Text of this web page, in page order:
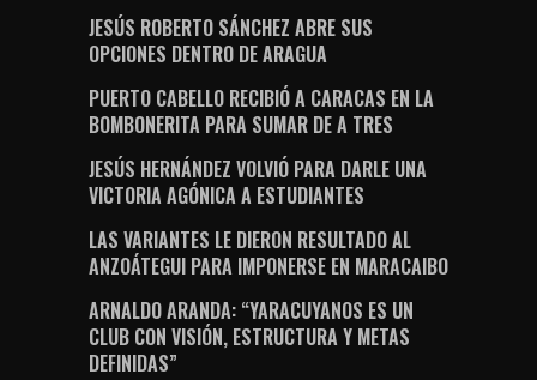
JESÚS ROBERTO SÁNCHEZ ABRE SUS
OPCIONES DENTRO DE ARAGUA
PUERTO CABELLO RECIBIÓ A CARACAS EN LA
BOMBONERITA PARA SUMAR DE A TRES
JESÚS HERNÁNDEZ VOLVIÓ PARA DARLE UNA
VICTORIA AGÓNICA A ESTUDIANTES
LAS VARIANTES LE DIERON RESULTADO AL
ANZOÁTEGUI PARA IMPONERSE EN MARACAIBO
ARNALDO ARANDA: “YARACUYANOS ES UN
CLUB CON VISIÓN, ESTRUCTURA Y METAS
DEFINIDAS”